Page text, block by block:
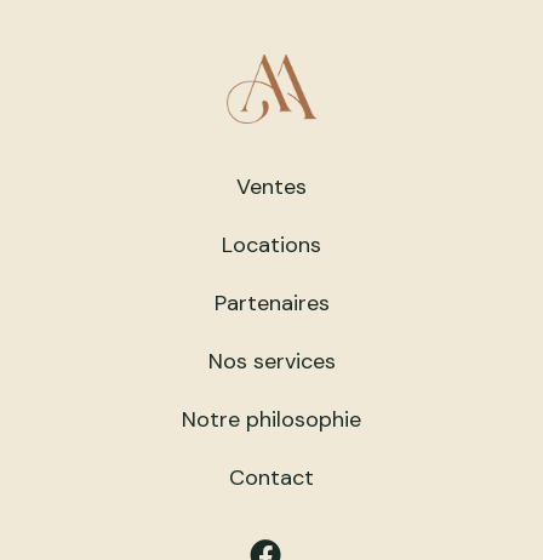
Ventes
Locations
Partenaires
Nos services
Notre philosophie
Contact